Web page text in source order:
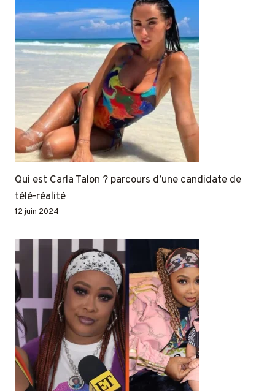
Qui est Carla Talon ? parcours d’une candidate de
télé-réalité
12 juin 2024